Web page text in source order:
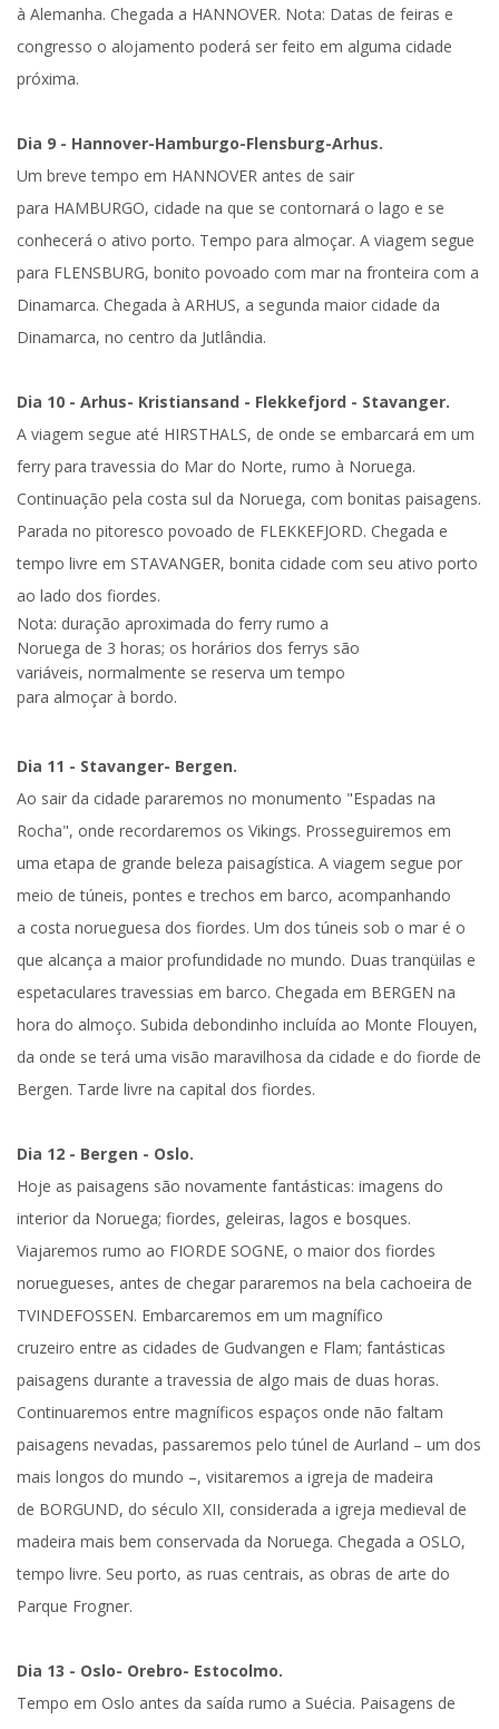
à Alemanha. Chegada a HANNOVER. Nota: Datas de feiras e
congresso o alojamento poderá ser feito em alguma cidade
próxima.
Dia 9 - Hannover-Hamburgo-Flensburg-Arhus.
Um breve tempo em HANNOVER antes de sair
para HAMBURGO, cidade na que se contornará o lago e se
conhecerá o ativo porto. Tempo para almoçar. A viagem segue
para FLENSBURG, bonito povoado com mar na fronteira com a
Dinamarca. Chegada à ARHUS, a segunda maior cidade da
Dinamarca, no centro da Jutlândia.
Dia 10 - Arhus- Kristiansand - Flekkefjord - Stavanger.
A viagem segue até HIRSTHALS, de onde se embarcará em um
ferry para travessia do Mar do Norte, rumo à Noruega.
Continuação pela costa sul da Noruega, com bonitas paisagens.
Parada no pitoresco povoado de FLEKKEFJORD. Chegada e
tempo livre em STAVANGER, bonita cidade com seu ativo porto
ao lado dos fiordes.
Nota: duração aproximada do ferry rumo a
Noruega de 3 horas; os horários dos ferrys são
variáveis, normalmente se reserva um tempo
para almoçar à bordo.
Dia 11 - Stavanger- Bergen.
Ao sair da cidade pararemos no monumento "Espadas na
Rocha", onde recordaremos os Vikings. Prosseguiremos em
uma etapa de grande beleza paisagística. A viagem segue por
meio de túneis, pontes e trechos em barco, acompanhando
a costa norueguesa dos fiordes. Um dos túneis sob o mar é o
que alcança a maior profundidade no mundo. Duas tranqüilas e
espetaculares travessias em barco. Chegada em BERGEN na
hora do almoço. Subida debondinho incluída ao Monte Flouyen,
da onde se terá uma visão maravilhosa da cidade e do fiorde de
Bergen. Tarde livre na capital dos fiordes.
Dia 12 - Bergen - Oslo.
Hoje as paisagens são novamente fantásticas: imagens do
interior da Noruega; fiordes, geleiras, lagos e bosques.
Viajaremos rumo ao FIORDE SOGNE, o maior dos fiordes
noruegueses, antes de chegar pararemos na bela cachoeira de
TVINDEFOSSEN. Embarcaremos em um magnífico
cruzeiro entre as cidades de Gudvangen e Flam; fantásticas
paisagens durante a travessia de algo mais de duas horas.
Continuaremos entre magníficos espaços onde não faltam
paisagens nevadas, passaremos pelo túnel de Aurland – um dos
mais longos do mundo –, visitaremos a igreja de madeira
de BORGUND, do século XII, considerada a igreja medieval de
madeira mais bem conservada da Noruega. Chegada a OSLO,
tempo livre. Seu porto, as ruas centrais, as obras de arte do
Parque Frogner.
Dia 13 - Oslo- Orebro- Estocolmo.
Tempo em Oslo antes da saída rumo a Suécia. Paisagens de